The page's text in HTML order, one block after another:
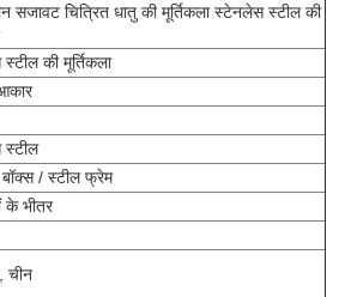
सजावट चित्रित धातु की मूर्तिकला स्टेनलेस स्टील की
की मूर्तिकला
बॉक्स / स्टील फ्रेम
के भीतर
चीन